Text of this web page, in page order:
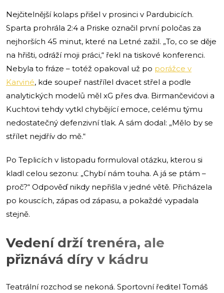
Nejčitelnější kolaps přišel v prosinci v Pardubicích.
Sparta prohrála 2:4 a Priske označil první poločas za
nejhorších 45 minut, které na Letné zažil. „To, co se děje
na hřišti, odráží moji práci,“ řekl na tiskové konferenci.
Nebyla to fráze – totéž opakoval už po porážce v
Karviné, kde soupeř nastřílel dvacet střel a podle
analytických modelů měl xG přes dva. Birmančevićovi a
Kuchtovi tehdy vytkl chybějící emoce, celému týmu
nedostatečný defenzivní tlak. A sám dodal: „Mělo by se
střílet nejdřív do mě.“
Po Teplicích v listopadu formuloval otázku, kterou si
kladl celou sezonu: „Chybí nám touha. A já se ptám –
proč?“ Odpověď nikdy nepřišla v jedné větě. Přicházela
po kouscích, zápas od zápasu, a pokaždé vypadala
stejně.
Vedení drží trenéra, ale
přiznává díry v kádru
Teatrální rozchod se nekoná. Sportovní ředitel Tomáš